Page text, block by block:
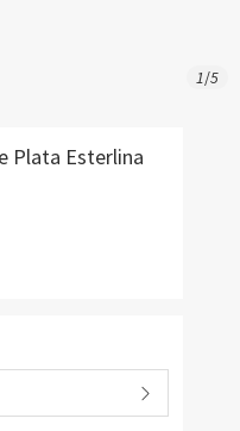
1/5
Plata Esterlina